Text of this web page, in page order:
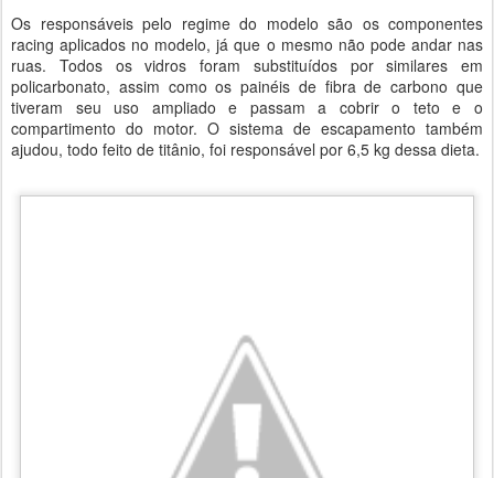
Os responsáveis pelo regime do modelo são os componentes
racing aplicados no modelo, já que o mesmo não pode andar nas
ruas. Todos os vidros foram substituídos por similares em
policarbonato, assim como os painéis de fibra de carbono que
tiveram seu uso ampliado e passam a cobrir o teto e o
compartimento do motor. O sistema de escapamento também
ajudou, todo feito de titânio, foi responsável por 6,5 kg dessa dieta.